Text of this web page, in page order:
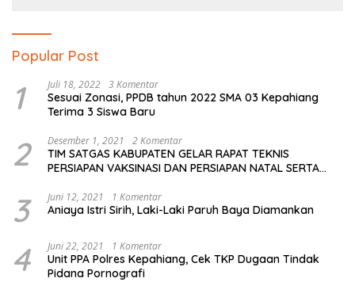
Popular Post
1 Juli 18, 2022 3 Komentar
Sesuai Zonasi, PPDB tahun 2022 SMA 03 Kepahiang
Terima 3 Siswa Baru
2 Desember 1, 2021 2 Komentar
TIM SATGAS KABUPATEN GELAR RAPAT TEKNIS
PERSIAPAN VAKSINASI DAN PERSIAPAN NATAL SERTA
3 Juni 12, 2021 1 Komentar
Aniaya Istri Sirih, Laki-Laki Paruh Baya Diamankan
4 Juni 22, 2021 1 Komentar
Unit PPA Polres Kepahiang, Cek TKP Dugaan Tindak
Pidana Pornografi